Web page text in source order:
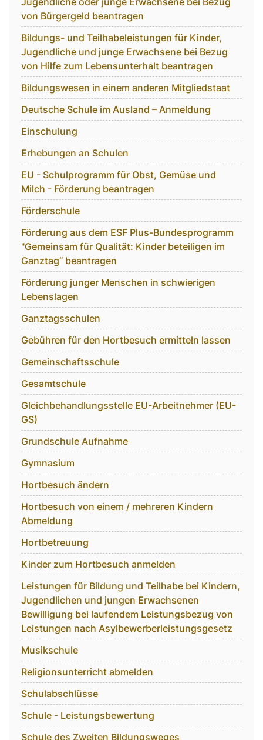
von Bürgergeld beantragen
Bildungs- und Teilhabeleistungen für Kinder,
Jugendliche und junge Erwachsene bei Bezug
von Hilfe zum Lebensunterhalt beantragen
Bildungswesen in einem anderen Mitgliedstaat
Deutsche Schule im Ausland – Anmeldung
Einschulung
Erhebungen an Schulen
EU - Schulprogramm für Obst, Gemüse und
Milch - Förderung beantragen
Förderschule
Förderung aus dem ESF Plus-Bundesprogramm
"Gemeinsam für Qualität: Kinder beteiligen im
Ganztag“ beantragen
Förderung junger Menschen in schwierigen
Lebenslagen
Ganztagsschulen
Gebühren für den Hortbesuch ermitteln lassen
Gemeinschaftsschule
Gesamtschule
Gleichbehandlungsstelle EU-Arbeitnehmer (EU-
GS)
Grundschule Aufnahme
Gymnasium
Hortbesuch ändern
Hortbesuch von einem / mehreren Kindern
Abmeldung
Hortbetreuung
Kinder zum Hortbesuch anmelden
Leistungen für Bildung und Teilhabe bei Kindern,
Jugendlichen und jungen Erwachsenen
Bewilligung bei laufendem Leistungsbezug von
Leistungen nach Asylbewerberleistungsgesetz
Musikschule
Religionsunterricht abmelden
Schulabschlüsse
Schule - Leistungsbewertung
Schule des Zweiten Bildungsweges